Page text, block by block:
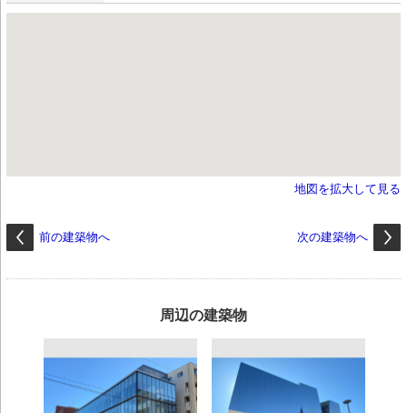
地図を拡大して見る
前の建築物へ 次の建築物へ
周辺の建築物